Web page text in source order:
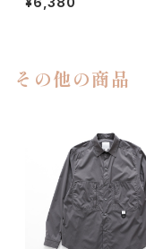
その他の商品